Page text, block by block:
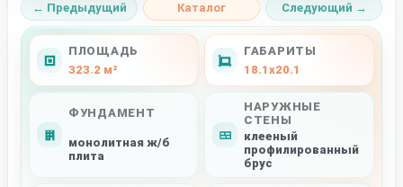
← Предыдущий Каталог Следующий →
ПЛОЩАДЬ
323.2 м²
ГАБАРИТЫ
18.1x20.1
ФУНДАМЕНТ
монолитная ж/б
плита
НАРУЖНЫЕ
СТЕНЫ
клееный
профилированный
брус